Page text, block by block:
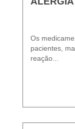
Os
pacientes,
reação...